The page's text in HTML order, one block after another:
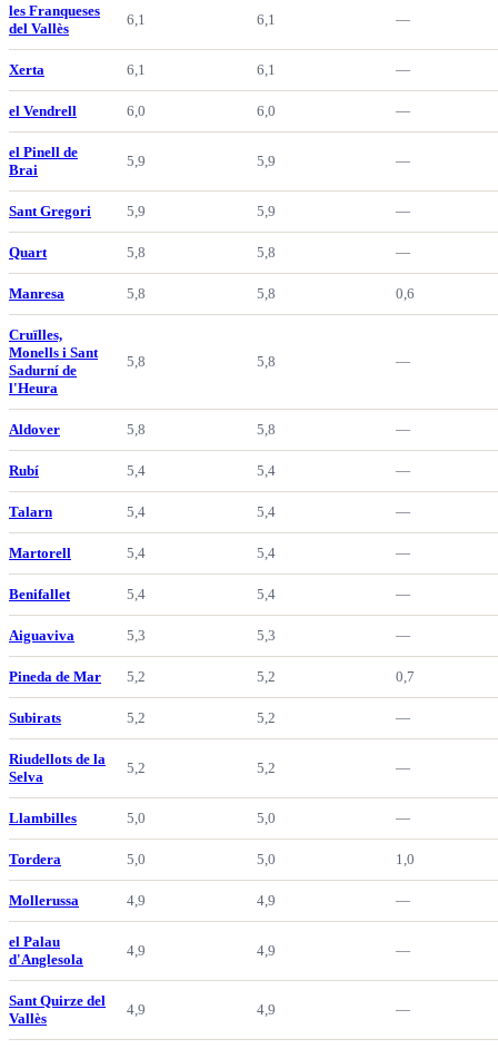
les Franqueses
del Vallès
6,1 6,1 —
Xerta 6,1 6,1 —
el Vendrell 6,0 6,0 —
el Pinell de
Brai
5,9 5,9 —
Sant Gregori 5,9 5,9 —
Quart 5,8 5,8 —
Manresa 5,8 5,8 0,6
Cruïlles,
Monells i Sant
Sadurní de
l'Heura
5,8 5,8 —
Aldover 5,8 5,8 —
Rubí 5,4 5,4 —
Talarn 5,4 5,4 —
Martorell 5,4 5,4 —
Benifallet 5,4 5,4 —
Aiguaviva 5,3 5,3 —
Pineda de Mar 5,2 5,2 0,7
Subirats 5,2 5,2 —
Riudellots de la
Selva
5,2 5,2 —
Llambilles 5,0 5,0 —
Tordera 5,0 5,0 1,0
Mollerussa 4,9 4,9 —
el Palau
d'Anglesola
4,9 4,9 —
Sant Quirze del
Vallès
4,9 4,9 —